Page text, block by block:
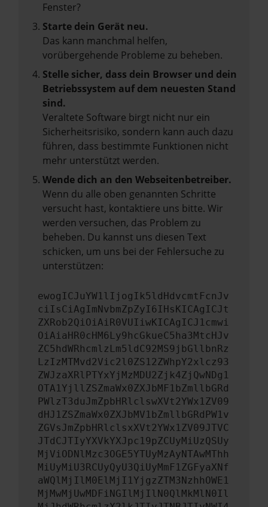
Fenster?
Starte dein Gerät neu.
Das kann manchmal helfen,
vorübergehende Probleme zu beheben.
Stelle sicher, dass dein Browser und dein
Betriebssystem auf dem neuesten Stand
sind.
Veraltete Software birgt nicht nur ein
Sicherheitsrisiko, sondern kann auch dazu
führen, dass bestimmte Funktionen nicht
mehr unterstützt werden.
Wende dich an den Webseitenbetreiber.
Wenn du alle oben genannten Schritte
versucht hast, kontaktiere uns bitte. Wir
werden versuchen, das Problem zu
beheben. Du kannst uns diesen Text
schicken, um uns bei der Fehlersuche zu
unterstützen:
ewogICJuYW1lIjogIk5ldHdvcmtFcnJv
ciIsCiAgImNvbmZpZyI6IHsKICAgICJt
ZXRob2QiOiAiR0VUIiwKICAgICJ1cmwi
OiAiaHR0cHM6Ly9hcGkueC5ha3MtcHJv
ZC5hdWRhcmlzLm5ldC92MS9jbGllbnRz
LzIzMTMvd2Vic2l0ZS12ZWhpY2xlcz93
ZWJzaXRlPTYxYjMzMDU2Zjk4ZjQwNDg1
OTA1YjllZSZmaWx0ZXJbMF1bZmllbGRd
PWlzT3duJmZpbHRlclswXVt2YWx1ZV09
dHJ1ZSZmaWx0ZXJbMV1bZmllbGRdPW1v
ZGVsJmZpbHRlclsxXVt2YWx1ZV09JTVC
JTdCJTIyYXVkYXJpc19pZCUyMiUzQSUy
MjViODNlMzc3OGE5YTUyMzAyNTAwMThh
MiUyMiU3RCUyQyU3QiUyMmF1ZGFyaXNf
aWQlMjIlM0ElMjI1YjgzZTM3NzhhOWE1
MjMwMjUwMDFiNGIlMjIlN0QlMkMlN0Il